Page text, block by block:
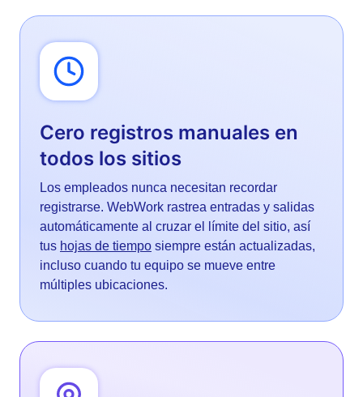
Cero registros manuales en
todos los sitios
Los empleados nunca necesitan recordar
registrarse. WebWork rastrea entradas y salidas
automáticamente al cruzar el límite del sitio, así
tus hojas de tiempo siempre están actualizadas,
incluso cuando tu equipo se mueve entre
múltiples ubicaciones.